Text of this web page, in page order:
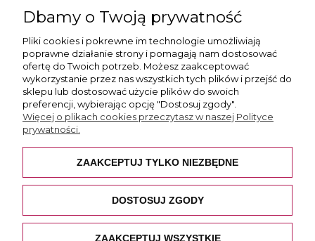
Więcej informacji
Płatność i dostawa
Pomoc
O nas
Dbamy o Twoją prywatność
Pliki cookies i pokrewne im technologie umożliwiają
poprawne działanie strony i pomagają nam dostosować
ofertę do Twoich potrzeb. Możesz zaakceptować
wykorzystanie przez nas wszystkich tych plików i przejść do
sklepu lub dostosować użycie plików do swoich
preferencji, wybierając opcję "Dostosuj zgody".
Więcej o plikach cookies przeczytasz w naszej Polityce
prywatności.
ZAAKCEPTUJ TYLKO NIEZBĘDNE
DOSTOSUJ ZGODY
ZAAKCEPTUJ WSZYSTKIE